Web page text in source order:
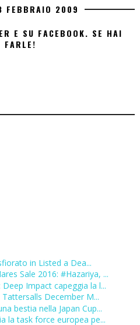
FEBBRAIO 2009
E SU FACEBOOK. SE HAI
FARLE!
in Listed a Dea...
Sale 2016: #Hazariya, ...
Impact capeggia la l...
December M...
bestia nella Japan Cup...
la task force europea pe...